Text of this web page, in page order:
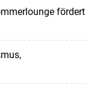
fördert